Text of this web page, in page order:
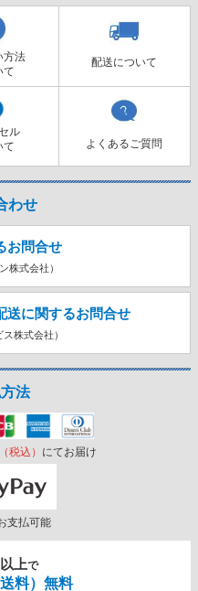
方法
て
配送について
ル
て
よくあるご質問
わせ
お問合せ
株式会社）
送に関するお問合せ
株式会社）
法
税込） にてお届け
支払可能
以上で
料）無料